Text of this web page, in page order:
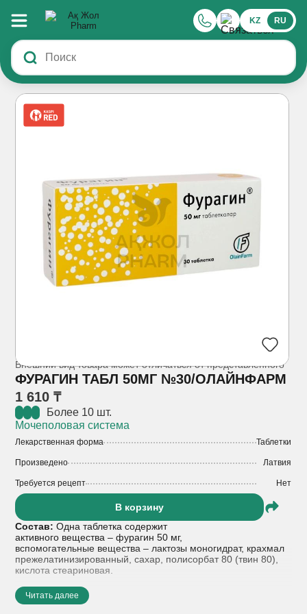
KZ RU
Внешний вид товара может отличаться от представленного
ФУРАГИН ТАБЛ 50МГ №30/ОЛАЙНФАРМ
1 610 ₸
Более 10 шт.
Мочеполовая система
Лекарственная форма Таблетки
Произведено Латвия
Требуется рецепт Нет
В корзину
Состав:Одна таблетка содержит
активного вещества – фурагин 50 мг,
вспомогательные вещества – лактозы моногидрат, крахмал
прежелатинизированный, сахар, полисорбат 80 (твин 80),
кислота стеариновая.
Показания к применению:
острые и хронические инфекции мочевыводящих путей
Читать далее